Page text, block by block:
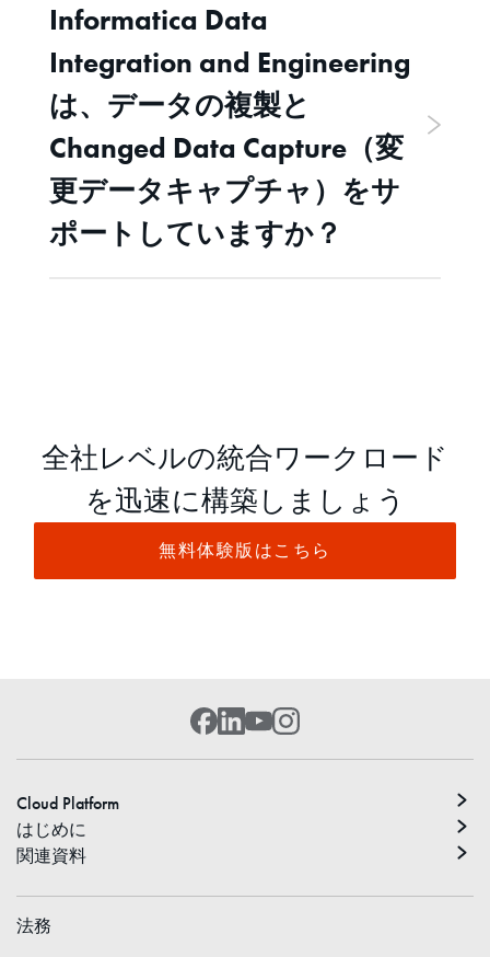
Informatica Data
Integration and Engineering
は、データの複製と
Changed Data Capture（変
更データキャプチャ）をサ
ポートしていますか？
全社レベルの統合ワークロード
を迅速に構築しましょう
無料体験版はこちら
Cloud Platform
はじめに
関連資料
法務